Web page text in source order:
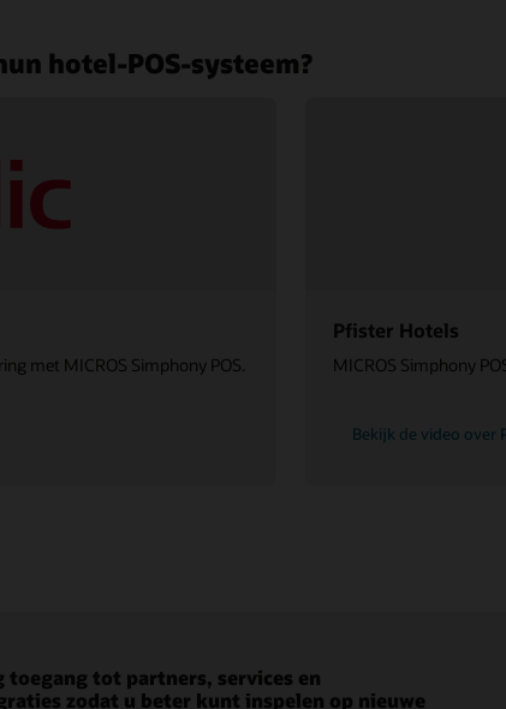
hotel-POS-systeem?
met MICROS Simphony POS.
Pfister Hotels
MICROS Simphony
Bekijk de video over
toegang tot partners, services en
zodat u beter kunt inspelen op nieuwe
u met webcasts en podcasts - voor de
markttrends, nieuwe producten en 'tips
welke nieuwe functies en functionaliteit
zijn in nieuwe oplossingsreleases.